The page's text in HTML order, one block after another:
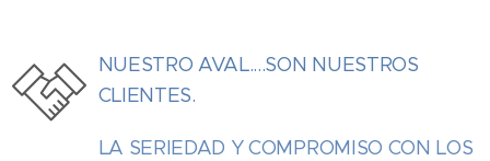
NUESTRO AVAL....SON NUESTROS
CLIENTES.
LA SERIEDAD Y COMPROMISO CON LOS